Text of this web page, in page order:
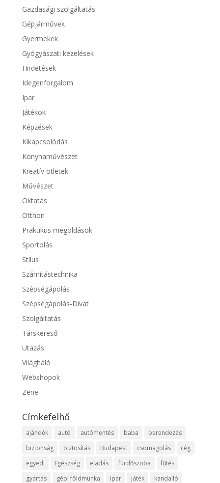
Gazdasági szolgáltatás
Gépjárművek
Gyermekek
Gyógyászati kezelések
Hirdetések
Idegenforgalom
Ipar
Játékok
Képzések
Kikapcsolódás
Konyhaművészet
Kreatív ötletek
Művészet
Oktatás
Otthon
Praktikus megoldások
Sportolás
Stílus
Számítástechnika
Szépségápolás
Szépségápolás-Divat
Szolgáltatás
Társkereső
Utazás
Világháló
Webshopok
Zene
Címkefelhő
ajándék autó autómentés baba
berendezés
biztonság
biztosítás Budapest csomagolás
cég
egyedi
Egészség eladás fürdőszoba
fűtés
gyártás
gépi földmunka ipar játék kandalló